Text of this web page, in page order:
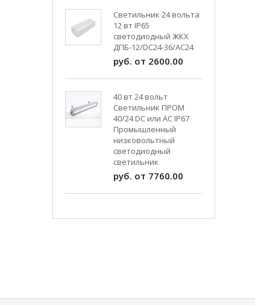
Светильник 24 вольта
12 вт IP65
светодиодный ЖКХ
ДПБ-12/DC24-36/АС24
руб. от 2600.00
40 вт 24 вольт
Светильник ПРОМ
40/24 DC или AC IP67
Промышленный
низковольтный
светодиодный
светильник
руб. от 7760.00